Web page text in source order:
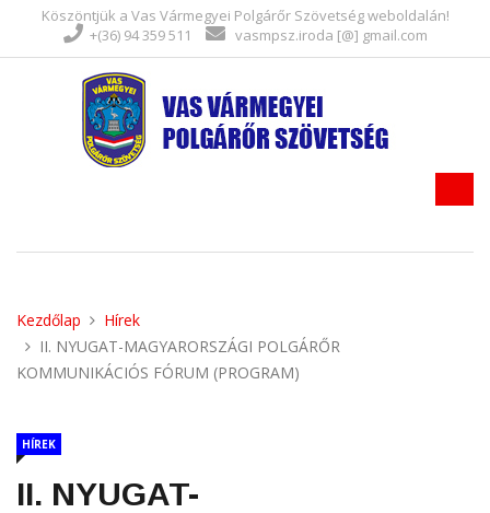
Köszöntjük a Vas Vármegyei Polgárőr Szövetség weboldalán!
+(36) 94 359 511
vasmpsz.iroda [@] gmail.com
Kezdőlap
Hírek
II. NYUGAT-MAGYARORSZÁGI POLGÁRŐR
KOMMUNIKÁCIÓS FÓRUM (PROGRAM)
HÍREK
II. NYUGAT-